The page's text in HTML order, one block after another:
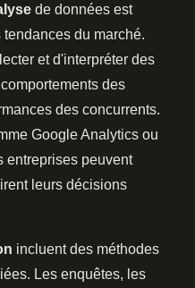
de données est
du marché.
et d'interpréter des
des
des concurrents.
Google Analytics ou
entreprises peuvent
leurs décisions
incluent des méthodes
Les enquêtes, les